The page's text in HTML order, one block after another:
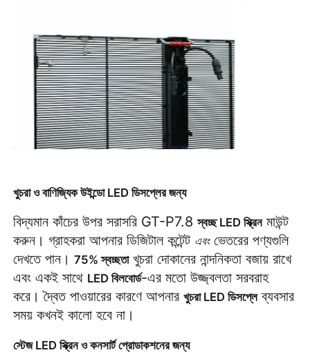
খুচরা ও বাণিজ্যিক উইন্ডো LED ডিসপ্লের জন্য
বিদ্যমান কাঁচের উপর সরাসরি GT-P7.8 স্বচ্ছ LED স্ক্রিন মাউন্ট
করুন। গ্রাহকরা আপনার ডিজিটাল কন্টেন্ট এবং ভেতরের পণ্যগুলি
দেখতে পান। 75% স্বচ্ছতা খুচরা দোকানের নান্দনিকতা বজায় রাখে
এবং একই সাথে LED বিলবোর্ড-এর মতো উজ্জ্বলতা সরবরাহ
করে। দ্বৈত পাওয়ারের কারণে আপনার খুচরা LED ডিসপ্লে ব্যবসার
সময় কখনই কালো হবে না।
স্টেজ LED স্ক্রিন ও কনসার্ট প্রোডাকশনের জন্য